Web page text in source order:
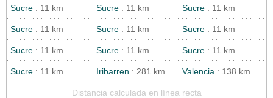
Sucre : 11 km Sucre : 11 km Sucre : 11 km
Sucre : 11 km Sucre : 11 km Sucre : 11 km
Sucre : 11 km Sucre : 11 km Sucre : 11 km
Sucre : 11 km Iribarren : 281 km Valencia : 138 km
Distancia calculada en línea recta